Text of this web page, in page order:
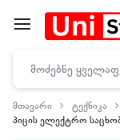
მთავარი ტექნიკა
პიცის ელექტრო